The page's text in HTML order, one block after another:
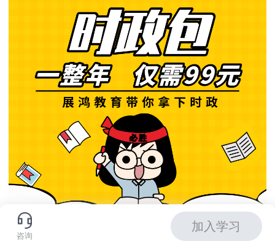
咨询
加入学习